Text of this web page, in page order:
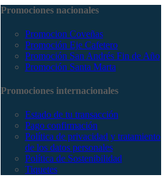
Promociones nacionales
Promocion Coveñas
Promoción Eje Cafetero
Promoción San Andrés Fin de Año
Promoción Santa Marta
Promociones internacionales
Estado de tu transacción
Pago confirmación
Política de privacidad y tratamiento
de los datos personales
Política de Sostenibilidad
Tiquetes